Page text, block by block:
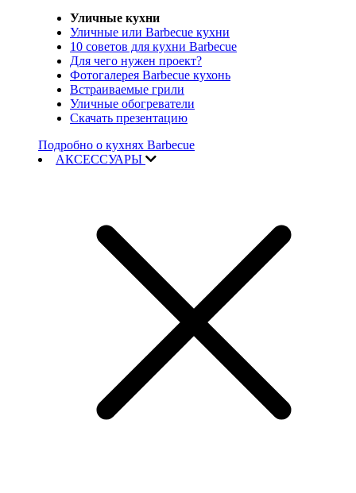
Уличные кухни
Уличные или Barbecue кухни
10 советов для кухни Barbecue
Для чего нужен проект?
Фотогалерея Barbecue кухонь
Встраиваемые грили
Уличные обогреватели
Скачать презентацию
Подробно о кухнях Barbecue
АКСЕССУАРЫ